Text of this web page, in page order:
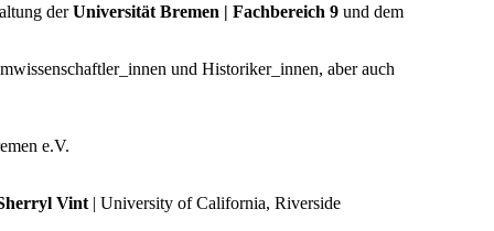
derUniversität Bremen | Fachbereich 9 und dem
und Historiker_innen, aber auch
e.V.
Vint| University of California, Riverside